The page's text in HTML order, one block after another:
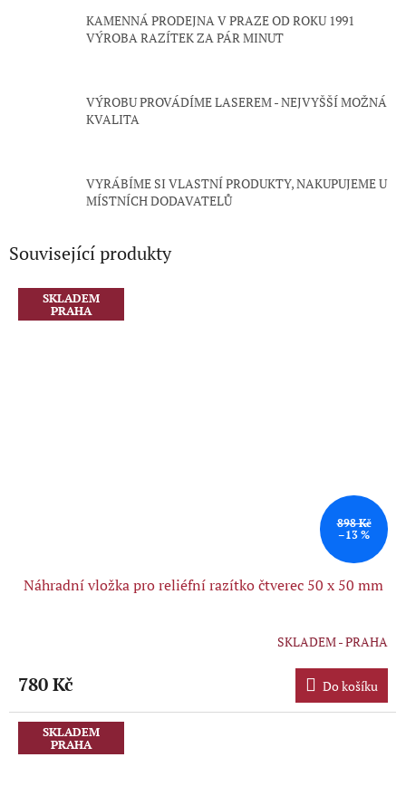
KAMENNÁ PRODEJNA V PRAZE OD ROKU 1991
VÝROBA RAZÍTEK ZA PÁR MINUT
VÝROBU PROVÁDÍME LASEREM - NEJVYŠŠÍ MOŽNÁ
KVALITA
VYRÁBÍME SI VLASTNÍ PRODUKTY, NAKUPUJEME U
MÍSTNÍCH DODAVATELŮ
Související produkty
SKLADEM
PRAHA
898 Kč
–13 %
Náhradní vložka pro reliéfní razítko čtverec 50 x 50 mm
produktu
je
5,0
SKLADEM - PRAHA
780 Kč Do košíku
SKLADEM
PRAHA